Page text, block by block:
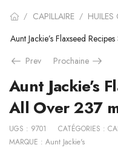
/ CAPILLAIRE / HUILES
Aunt Jackie’s Flaxseed
Prev
Prochaine
Aunt Jackie’s
All Over 237
UGS : 9701 CATÉGORIES :
MARQUE : Aunt Jackie's